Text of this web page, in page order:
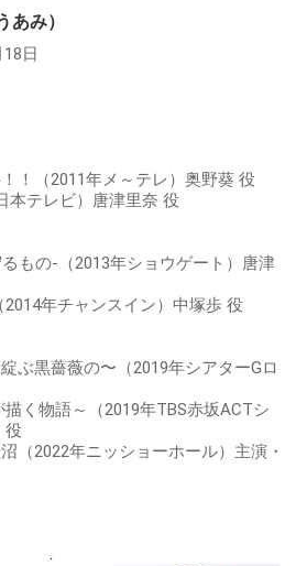
あみ）
日
！（2011年メ～テレ）奥野葵 役
本テレビ）唐津里奈 役
もの-（2013年ショウゲート）唐津
年チャンスイン）中塚歩 役
ぶ黒薔薇の〜（2019年シアターGロ
描く物語～（2019年TBS赤坂ACTシ
役
（2022年ニッショーホール）主演・